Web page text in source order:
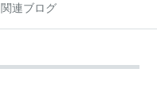
関連ブログ